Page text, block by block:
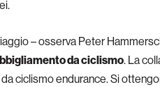
– osserva Peter
da ciclismo. La
ciclismo endurance. Si